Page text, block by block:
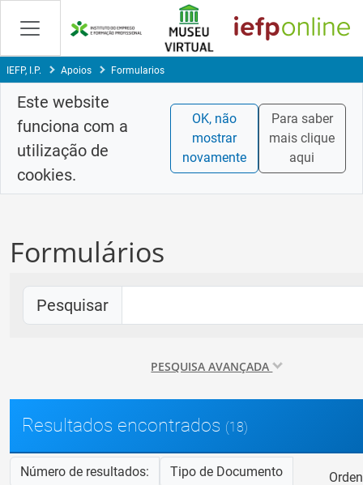
Skip
Content
IEFP, I.P. Apoios Formularios
Este website
funciona com a
utilização de
cookies.
OK, não
mostrar
novamente
Para saber
mais clique
aqui
Formulários
Pesquisar
PESQUISA AVANÇADA
Resultados encontrados (18)
Número de resultados: Tipo de Documento